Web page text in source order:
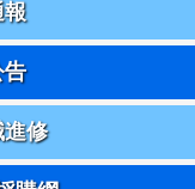
報
告
修